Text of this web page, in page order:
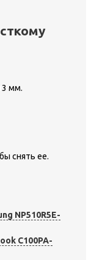
3 мм.
снять ее.
NP510R5E-
C100PA-